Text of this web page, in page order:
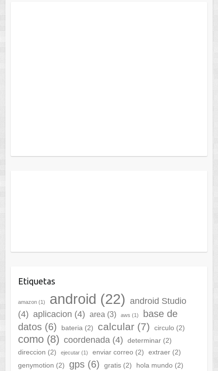
Etiquetas
amazon(1) android (22) android Studio
(4) aplicacion (4) area (3) aws (1)
base de
datos(6) bateria (2) calcular(7) circulo (2)
como(8) coordenada (4) determinar(2)
direccion (2) ejecutar(1) enviar correo (2) extraer(2)
genymotion (2) gps(6) gratis(2) hola mundo (2)